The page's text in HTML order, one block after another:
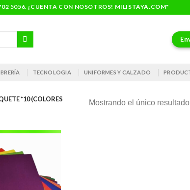
5056. ¡CUENTA CON NOSOTROS! MILISTAYA.COM"
TECNOLOGIA UNIFORMES Y CALZADO
*10 (COLORES
Mostrando el único resultado